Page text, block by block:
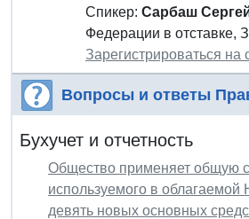
Спикер: Сарбаш
Федерации в отставке,
Зарегистрироваться на
Вопросы и ответы
Бухучет и отчетность
Общество применяет общую
используемого в
девять новых основных